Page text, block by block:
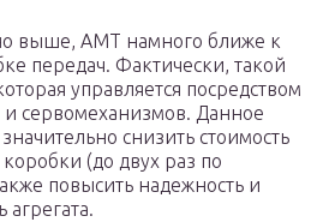
выше, АМТ намного ближе к
передач. Фактически, такой
управляется посредством
и сервомеханизмов. Данное
снизить стоимость
(до двух раз по
повысить надежность и
агрегата.